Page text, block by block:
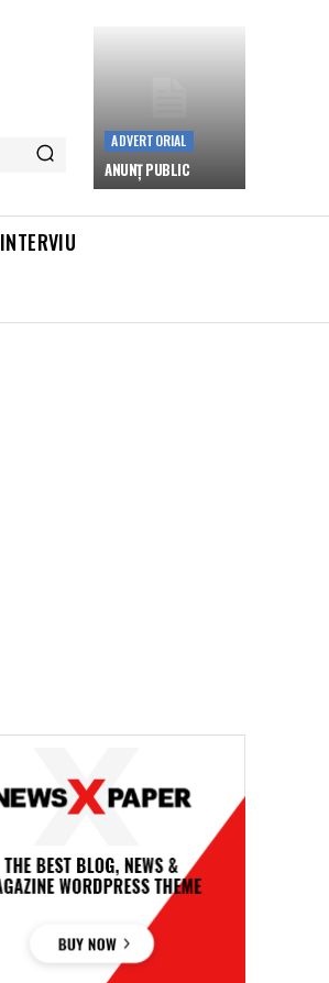
ADVERTORIAL
ANUNȚ PUBLIC
INTERVIU